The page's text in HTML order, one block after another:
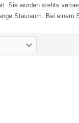
Sie wurden stehts
Stauraum. Bei